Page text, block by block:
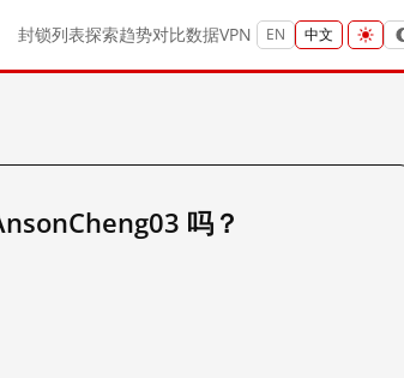
封锁列表探索趋势对比数据VPN EN 中文
吗？